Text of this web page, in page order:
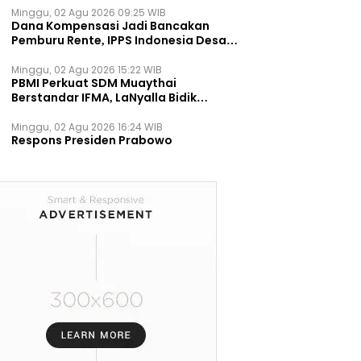
Minggu, 02 Agu 2026 09:25 WIB
Dana Kompensasi Jadi Bancakan
Pemburu Rente, IPPS Indonesia Desak
Permanen
Minggu, 02 Agu 2026 15:22 WIB
PBMI Perkuat SDM Muaythai
Berstandar IFMA, LaNyalla Bidik
Minggu, 02 Agu 2026 16:24 WIB
Respons Presiden Prabowo